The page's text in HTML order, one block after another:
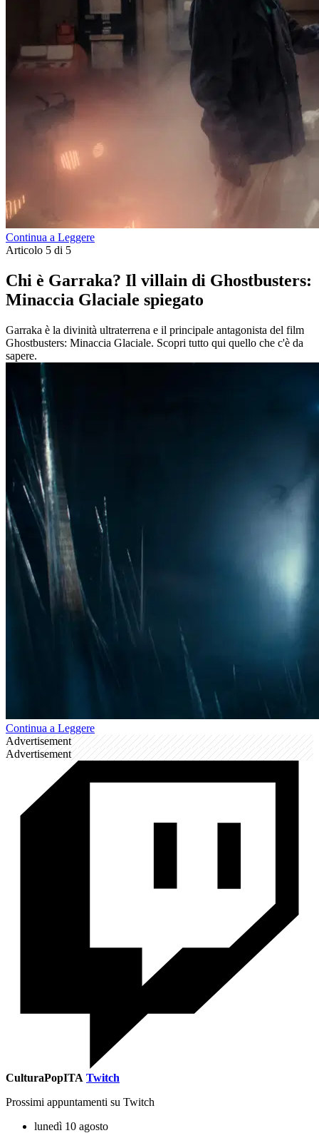
Continua a Leggere
Articolo 5 di 5
Chi è Garraka? Il villain di Ghostbusters:
Minaccia Glaciale spiegato
Garraka è la divinità ultraterrena e il principale antagonista del film
Ghostbusters: Minaccia Glaciale. Scopri tutto qui quello che c'è da
sapere.
Continua a Leggere
Advertisement
Advertisement
CulturaPopITA Twitch
Prossimi appuntamenti su Twitch
lunedì 10 agosto